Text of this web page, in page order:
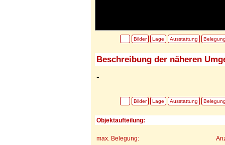
Bilder Lage Ausstattung
Beschreibung der näheren
-
Bilder Lage Ausstattung
Objektaufteilung:
max. Belegung: